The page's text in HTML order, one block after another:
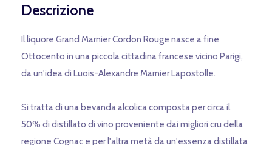
Descrizione
Il liquore Grand Marnier Cordon Rouge nasce a fine
Ottocento in una piccola cittadina francese vicino Parigi,
da un'idea di Luois-Alexandre Marnier Lapostolle.
Si tratta di una bevanda alcolica composta per circa il
50% di distillato di vino proveniente dai migliori cru della
regione Cognac e per l'altra metà da un'essenza distillata